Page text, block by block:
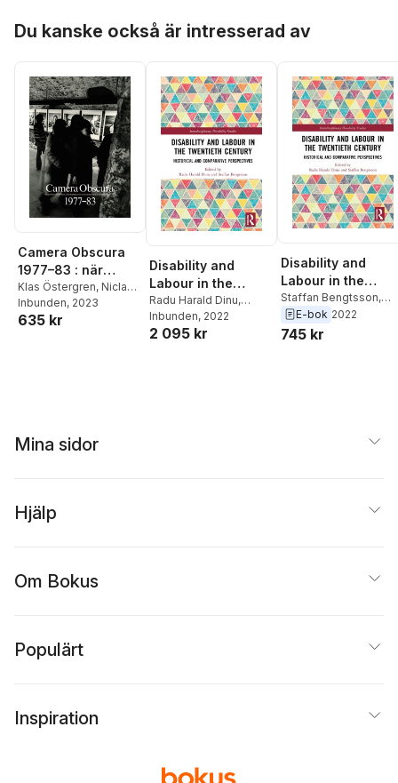
källare i Gamla
Du kanske också är intresserad av
Camera Obscura
1977–83 : när
fotohistoria
visades (och
skapades) i en
Klas Östergren, Niclas
Östlind,Rebecka
Tarschys
Inbunden, 2023
635 kr
Disability and
Labour in the
Twentieth Century
Radu Harald Dinu,
Staffan Bengtsson
Inbunden, 2022
2 095 kr
Disability and
Labour in the
Twentieth Century
Staffan Bengtsson,
Radu Harald Dinu
E-bok 2022
745 kr
Mina sidor
Hjälp
Om Bokus
Populärt
Inspiration